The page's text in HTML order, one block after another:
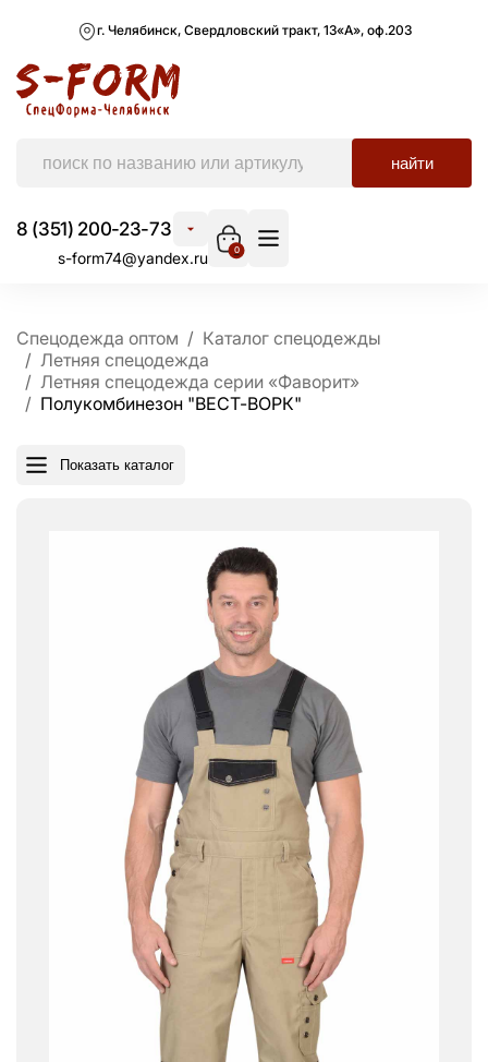
г. Челябинск, Свердловский тракт, 13«А», оф.203
найти
8 (351) 200-23-73
s-form74@yandex.ru 0
Спецодежда оптом
Каталог спецодежды
Летняя спецодежда
Летняя спецодежда серии «Фаворит»
Полукомбинезон "ВЕСТ-ВОРК"
Показать каталог